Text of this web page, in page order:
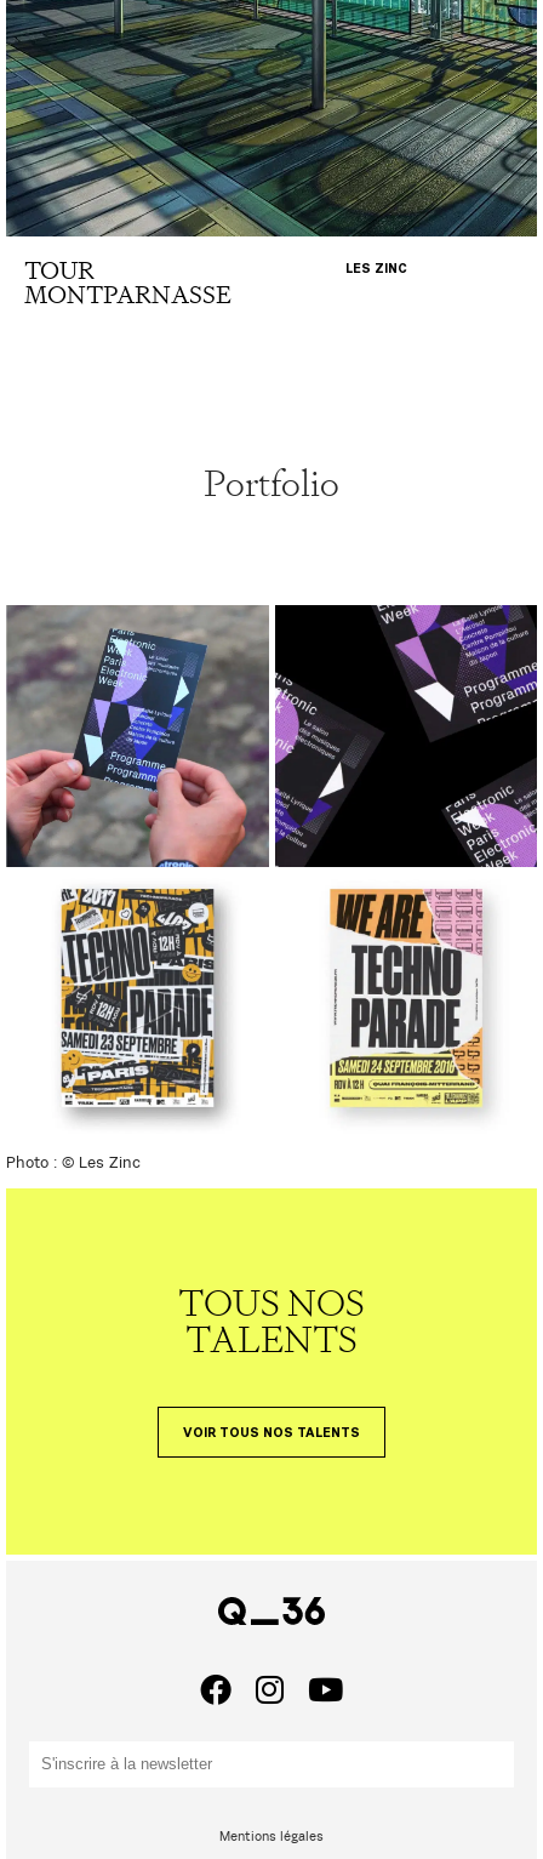
TOUR
MONTPARNASSE
LES ZINC
Portfolio
Photo : © Les Zinc
TOUS NOS
TALENTS
VOIR TOUS NOS TALENTS
Mentions légales